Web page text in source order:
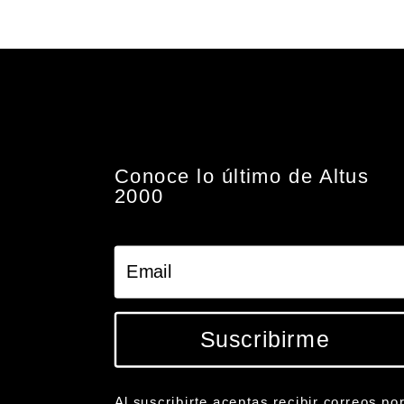
Conoce lo último de Altus
2000
Suscribirme